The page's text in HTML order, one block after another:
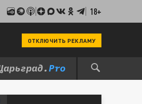
18+
ОТКЛЮЧИТЬ РЕКЛАМУ